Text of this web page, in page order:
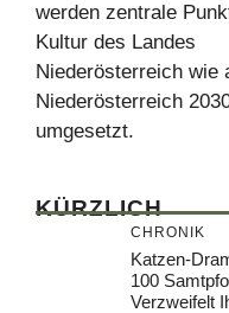
werden zentrale
Kultur des Landes
Niederösterreich wie
Niederösterreich
umgesetzt.
KÜRZLICH
CHRONIK
Katzen-
100
Verzweifelt